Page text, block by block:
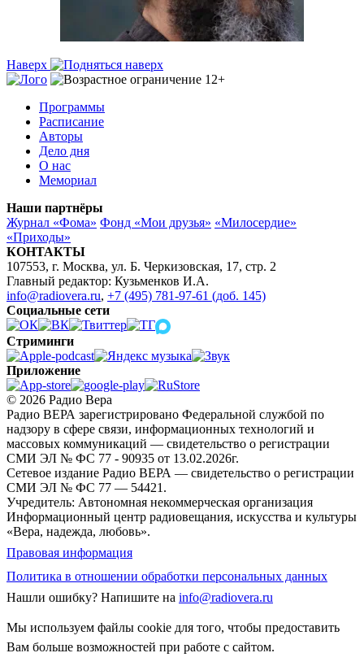
Наверх
Программы
Расписание
Авторы
Дело дня
О нас
Мемориал
Наши партнёры
Журнал «Фома» Фонд «Мои друзья» «Милосердие»
«Приходы»
КОНТАКТЫ
107553, г. Москва, ул. Б. Черкизовская, 17, стр. 2
Главный редактор: Кузьменков И.А.
info@radiovera.ru, +7 (495) 781-97-61 (доб. 145)
Социальные сети
Стриминги
Приложение
© 2026 Радио Вера
Радио ВЕРА зарегистрировано Федеральной службой по
надзору в сфере связи, информационных технологий и
массовых коммуникаций — свидетельство о регистрации
СМИ ЭЛ № ФС 77 - 90935 от 13.02.2026г.
Сетевое издание Радио ВЕРА — свидетельство о регистрации
СМИ ЭЛ № ФС 77 — 54421.
Учредитель: Автономная некоммерческая организация
Информационный центр радиовещания, искусства и культуры
«Вера, надежда, любовь».
Правовая информация
Политика в отношении обработки персональных данных
Нашли ошибку? Напишите на info@radiovera.ru
Мы используем файлы cookie для того, чтобы предоставить
Вам больше возможностей при работе с сайтом.